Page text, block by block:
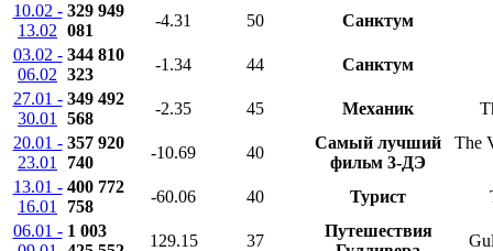
10.02 -
13.02
329 949
081
-4.31 50
Санктум
03.02 -
06.02
344 810
323
-1.34 44
Санктум
27.01 -
30.01
349 492
568
-2.35 45 Механик
20.01 -
23.01
357 920
740
-10.69 40
Самый лучший
фильм 3-ДЭ
The
13.01 -
16.01
400 772
758
-60.06 40 Турист
06.01 - 1 003
129.15 37
Путешествия